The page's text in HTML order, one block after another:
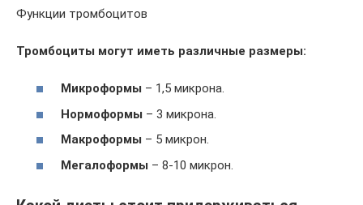
Функции тромбоцитов
Тромбоциты могут иметь различные размеры:
Микроформы – 1,5 микрона.
Нормоформы – 3 микрона.
Макроформы – 5 микрон.
Мегалоформы – 8-10 микрон.